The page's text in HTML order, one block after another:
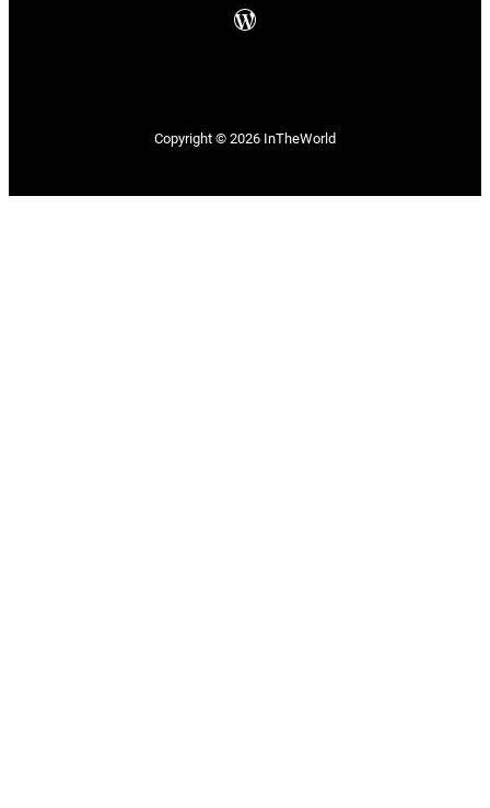
WordPress
Copyright © 2026 InTheWorld